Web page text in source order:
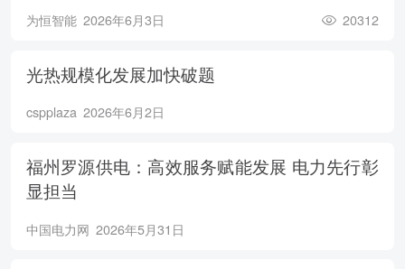
为恒智能 2026年6月3日 20312
光热规模化发展加快破题
cspplaza 2026年6月2日
福州罗源供电：高效服务赋能发展 电力先行彰
显担当
中国电力网 2026年5月31日